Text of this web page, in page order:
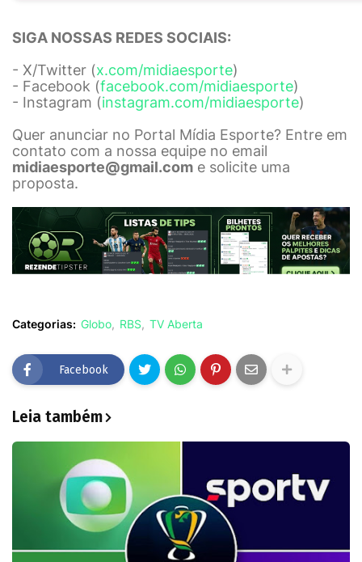
SIGA NOSSAS REDES SOCIAIS:
- X/Twitter (x.com/midiaesporte)
- Facebook (facebook.com/midiaesporte)
- Instagram (instagram.com/midiaesporte)
Quer anunciar no Portal Mídia Esporte? Entre em
contato com a nossa equipe no email
midiaesporte@gmail.com e solicite uma
proposta.
Categorias: Globo RBS TV Aberta
Facebook
Leia também